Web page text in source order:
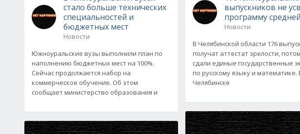
стало больше технических
специальностей и
бюджетных мест
Новости
Южноуральские вузы выполнили план по
наполнению бюджетных мест на 100%.
Сейчас продолжается набор на
коммерческое обучение. Об этом
сообщает министерство образования и
выпускников не
программу
Новости
В Челябинской области 176
получат аттестат зрелости,
сдали единые государственные
по русскому языку и математике.
Челябинске